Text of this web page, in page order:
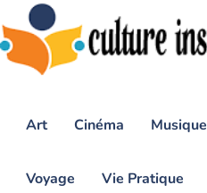
Art Cinéma Musique
Voyage Vie Pratique